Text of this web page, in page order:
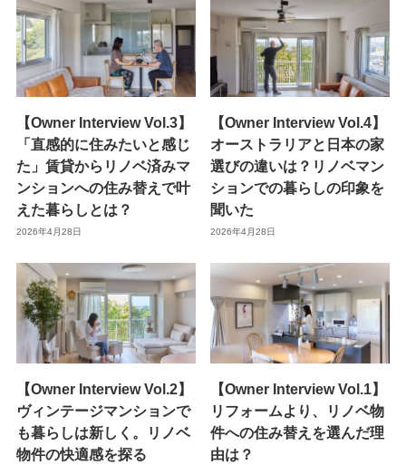
【Owner Interview Vol.3】
「直感的に住みたいと感じ
た」賃貸からリノベ済みマ
ンションへの住み替えで叶
えた暮らしとは？
2026年4月28日
【Owner Interview Vol.4】
オーストラリアと日本の家
選びの違いは？リノベマン
ションでの暮らしの印象を
聞いた
2026年4月28日
【Owner Interview Vol.2】
ヴィンテージマンションで
も暮らしは新しく。リノベ
物件の快適感を探る
【Owner Interview Vol.1】
リフォームより、リノベ物
件への住み替えを選んだ理
由は？